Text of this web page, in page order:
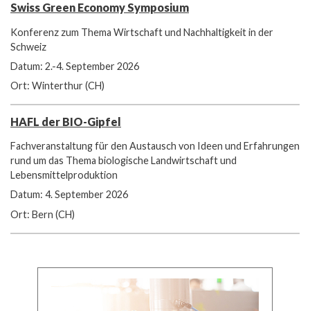
Swiss Green Economy Symposium
Konferenz zum Thema Wirtschaft und Nachhaltigkeit in der
Schweiz
Datum: 2.-4. September 2026
Ort: Winterthur (CH)
HAFL der BIO-Gipfel
Fachveranstaltung für den Austausch von Ideen und Erfahrungen
rund um das Thema biologische Landwirtschaft und
Lebensmittelproduktion
Datum: 4. September 2026
Ort: Bern (CH)